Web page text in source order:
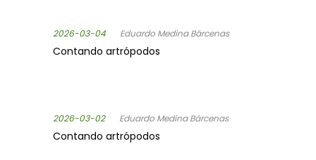
2026-03-04 Eduardo Medina Bárcenas
Contando artrópodos
2026-03-02 Eduardo Medina Bárcenas
Contando artrópodos